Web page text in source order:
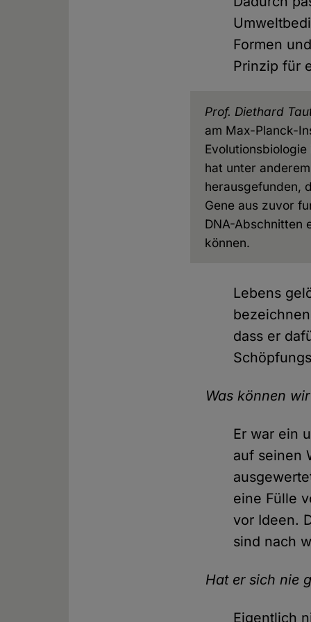
Formen
Prinzip für
Prof. Diethard
am Max-Planck-
Evolutionsbiologie
hat unter anderem
herausgefunden,
Gene aus zuvor
DNA-Abschnitten
können.
Lebens
dass er
Was können
Er war ein
auf seinen
eine Fülle
vor Ideen.
sind nach
Hat er sich nie
Eigentlich